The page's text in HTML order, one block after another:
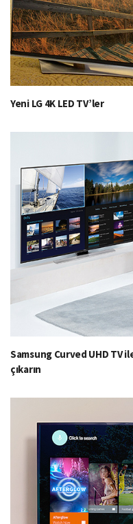
Yeni LG 4K LED TV’ler
Samsung Curved UHD TV
çıkarın